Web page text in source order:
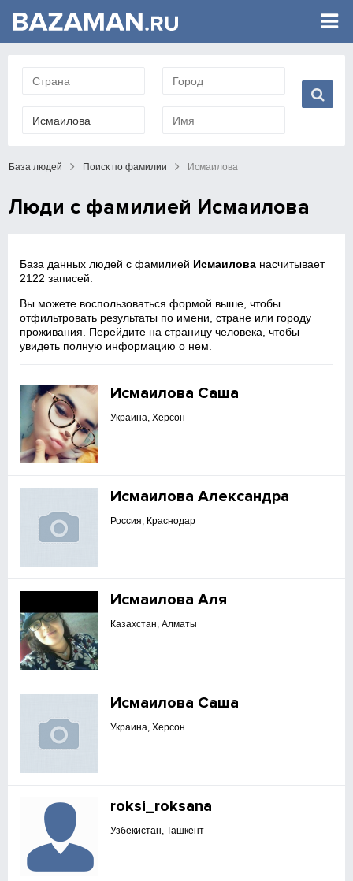
База людей Поиск по фамилии Исмаилова
Люди с фамилией Исмаилова
База данных людей с фамилией Исмаилова насчитывает
2122 записей.
Вы можете воспользоваться формой выше, чтобы
отфильтровать результаты по имени, стране или городу
проживания. Перейдите на страницу человека, чтобы
увидеть полную информацию о нем.
Исмаилова Саша
Украина, Херсон
Исмаилова Александра
Россия, Краснодар
Исмаилова Аля
Казахстан, Алматы
Исмаилова Саша
Украина, Херсон
roksi_roksana
Узбекистан, Ташкент